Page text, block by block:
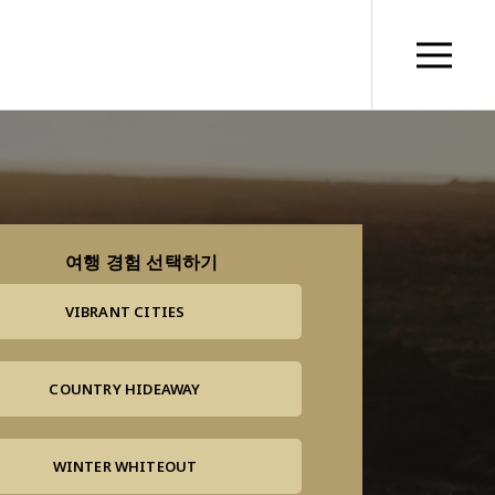
여행 경험 선택하기
VIBRANT CITIES
COUNTRY HIDEAWAY
WINTER WHITEOUT